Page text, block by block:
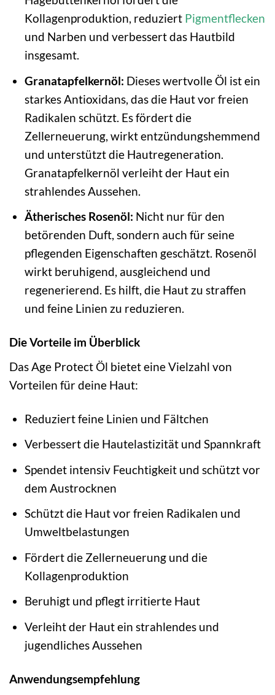
Kollagenproduktion, reduziert Pigmentflecken
und Narben und verbessert das Hautbild
insgesamt.
Granatapfelkernöl: Dieses wertvolle Öl ist ein
starkes Antioxidans, das die Haut vor freien
Radikalen schützt. Es fördert die
Zellerneuerung, wirkt entzündungshemmend
und unterstützt die Hautregeneration.
Granatapfelkernöl verleiht der Haut ein
strahlendes Aussehen.
Ätherisches Rosenöl: Nicht nur für den
betörenden Duft, sondern auch für seine
pflegenden Eigenschaften geschätzt. Rosenöl
wirkt beruhigend, ausgleichend und
regenerierend. Es hilft, die Haut zu straffen
und feine Linien zu reduzieren.
Die Vorteile im Überblick
Das Age Protect Öl bietet eine Vielzahl von
Vorteilen für deine Haut:
Reduziert feine Linien und Fältchen
Verbessert die Hautelastizität und Spannkraft
Spendet intensiv Feuchtigkeit und schützt vor
dem Austrocknen
Schützt die Haut vor freien Radikalen und
Umweltbelastungen
Fördert die Zellerneuerung und die
Kollagenproduktion
Beruhigt und pflegt irritierte Haut
Verleiht der Haut ein strahlendes und
jugendliches Aussehen
Anwendungsempfehlung